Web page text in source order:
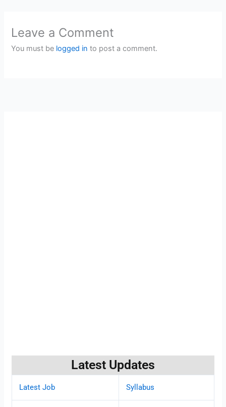
Leave a Comment
You must be logged in to post a comment.
Latest Updates
Latest Job Syllabus